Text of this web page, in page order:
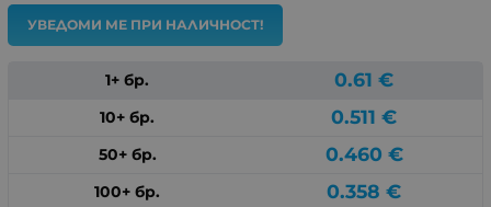
УВЕДОМИ МЕ ПРИ НАЛИЧНОСТ!
1+ бр. 0.61 €
10+ бр. 0.511 €
50+ бр. 0.460 €
100+ бр. 0.358 €